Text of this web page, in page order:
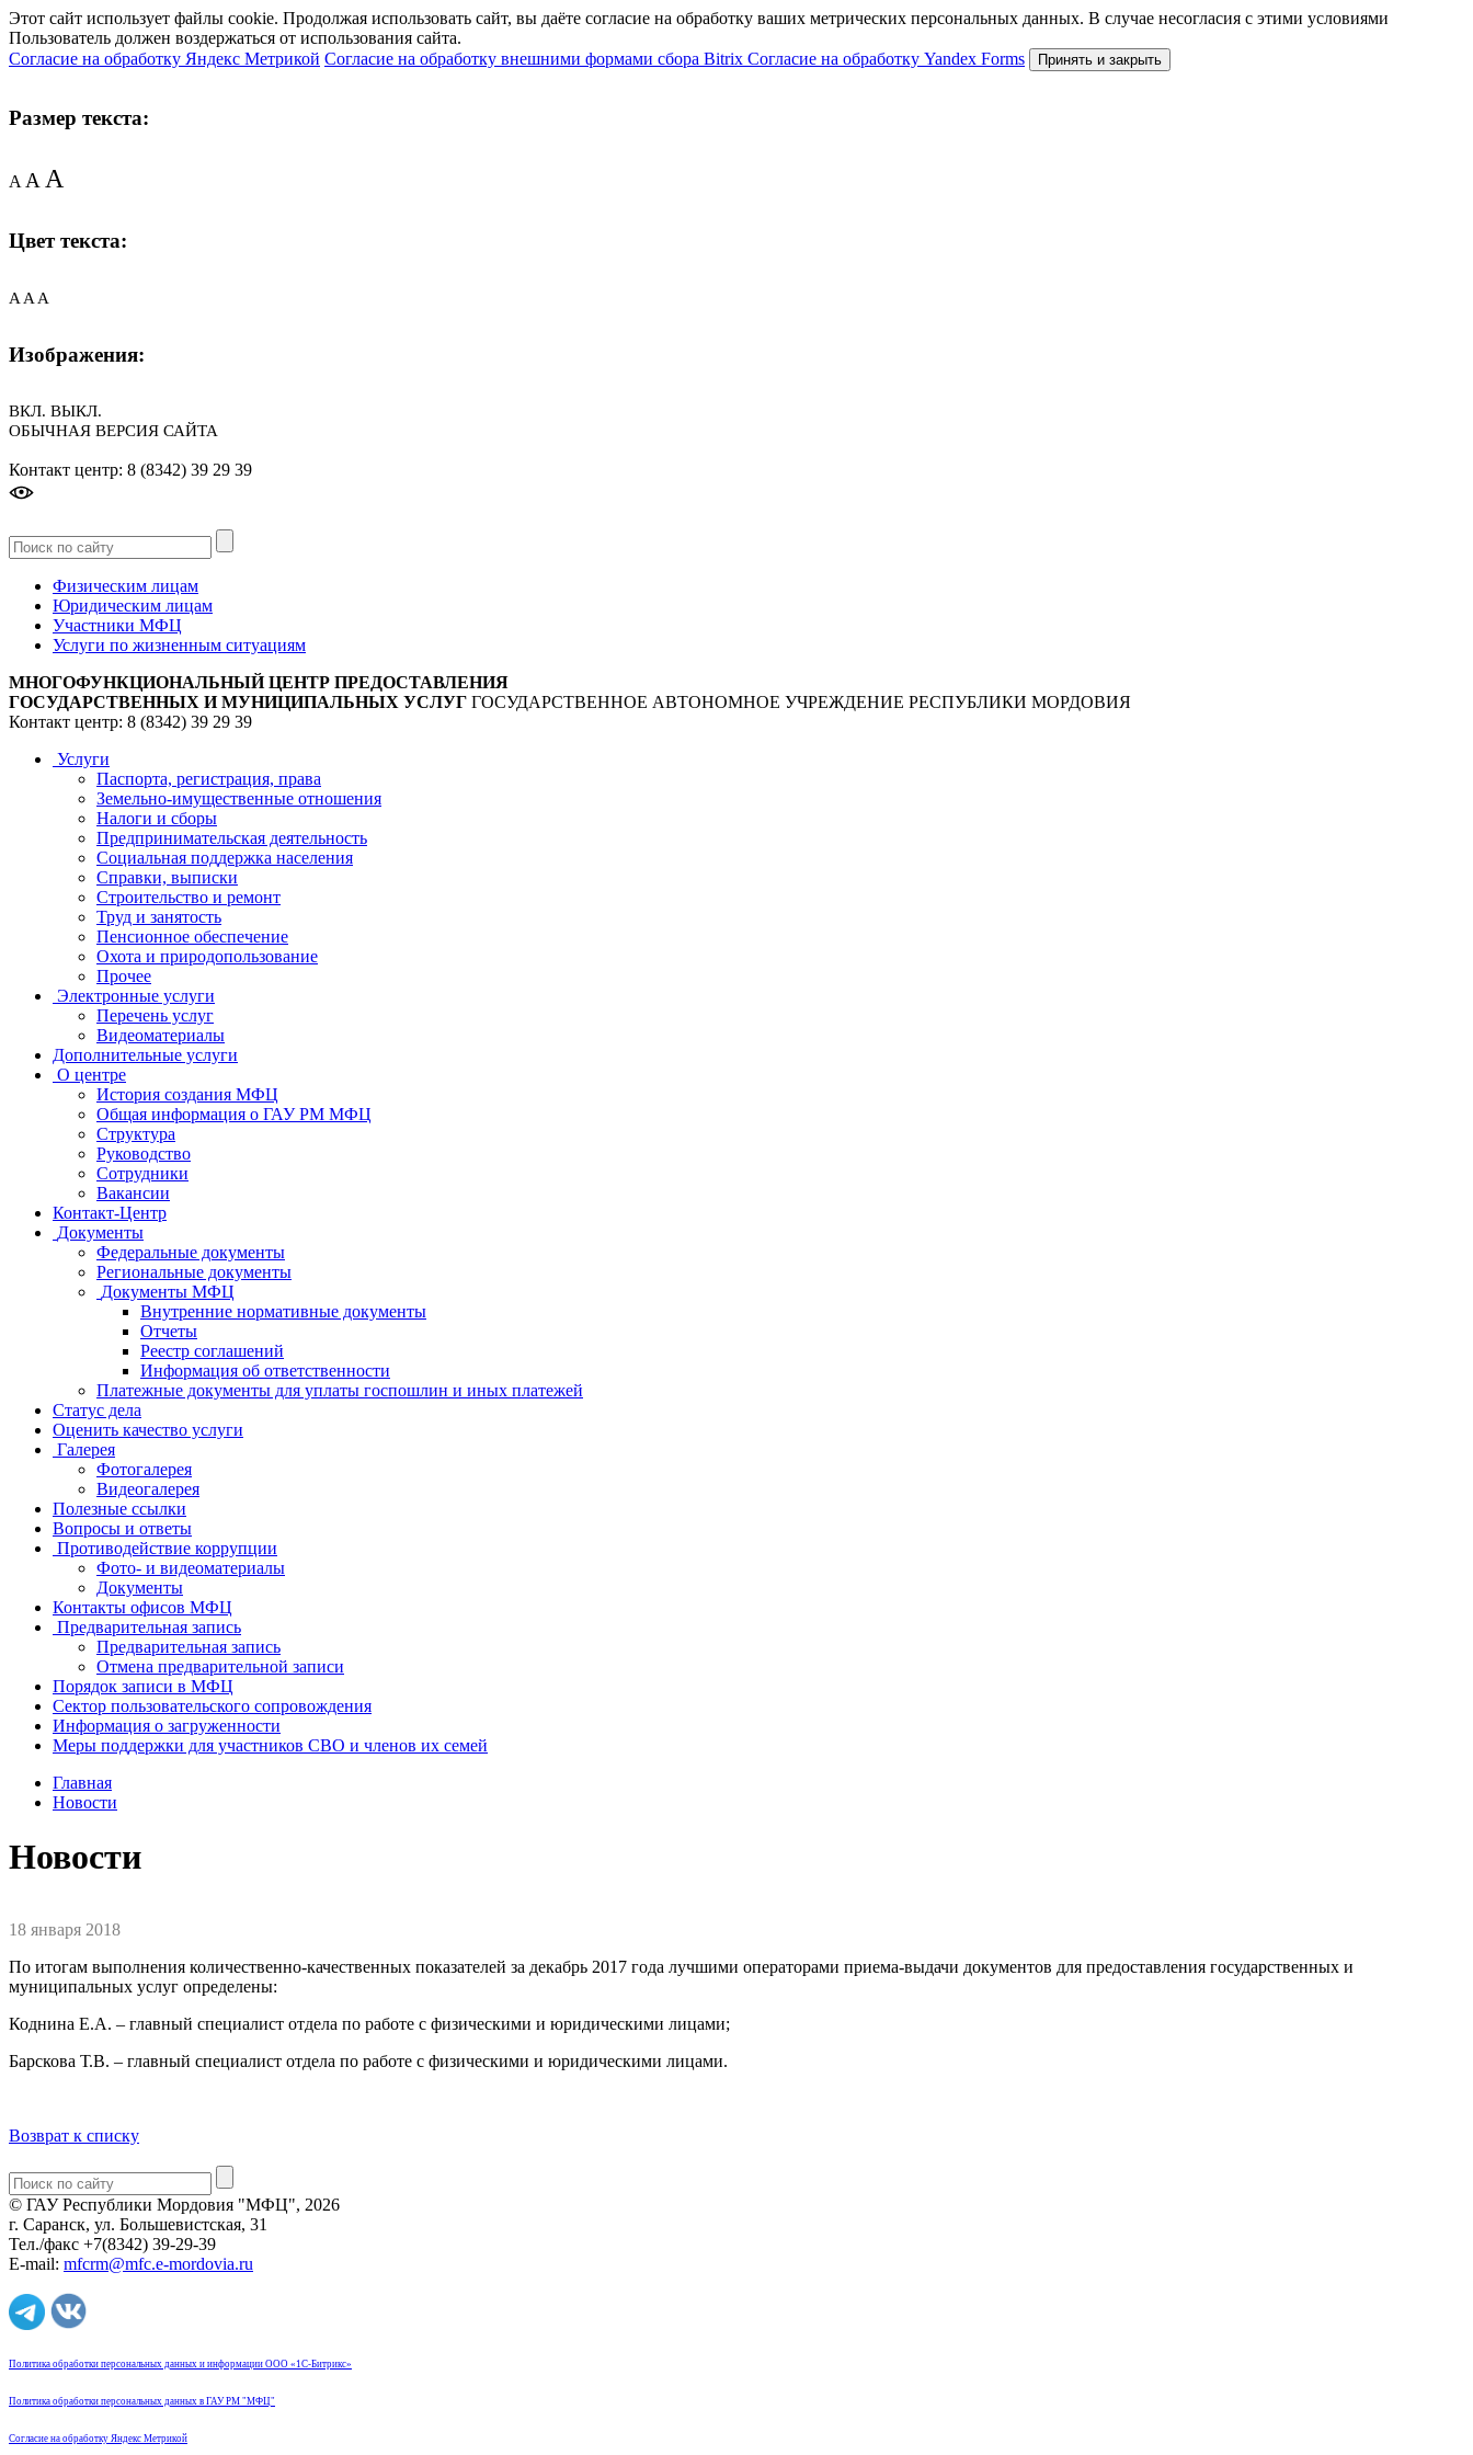
Этот сайт использует файлы cookie. Продолжая использовать сайт, вы даёте согласие на обработку ваших метрических персональных данных. В случае несогласия с этими условиями
Пользователь должен воздержаться от использования сайта.
Согласие на обработку Яндекс Метрикой Согласие на обработку внешними формами сбора Bitrix Согласие на обработку Yandex Forms Принять и закрыть
Размер текста:
AAA
Цвет текста:
A A A
Изображения:
ВКЛ. ВЫКЛ.
ОБЫЧНАЯ ВЕРСИЯ САЙТА
Контакт центр: 8 (8342) 39 29 39
Физическим лицам
Юридическим лицам
Участники МФЦ
Услуги по жизненным ситуациям
МНОГОФУНКЦИОНАЛЬНЫЙ ЦЕНТР ПРЕДОСТАВЛЕНИЯ
ГОСУДАРСТВЕННЫХ И МУНИЦИПАЛЬНЫХ УСЛУГ ГОСУДАРСТВЕННОЕ АВТОНОМНОЕ УЧРЕЖДЕНИЕ РЕСПУБЛИКИ МОРДОВИЯ
Контакт центр: 8 (8342) 39 29 39
Услуги
Паспорта, регистрация, права
Земельно-имущественные отношения
Налоги и сборы
Предпринимательская деятельность
Социальная поддержка населения
Справки, выписки
Строительство и ремонт
Труд и занятость
Пенсионное обеспечение
Охота и природопользование
Прочее
Электронные услуги
Перечень услуг
Видеоматериалы
Дополнительные услуги
О центре
История создания МФЦ
Общая информация о ГАУ РМ МФЦ
Структура
Руководство
Сотрудники
Вакансии
Контакт-Центр
Документы
Федеральные документы
Региональные документы
Документы МФЦ
Внутренние нормативные документы
Отчеты
Реестр соглашений
Информация об ответственности
Платежные документы для уплаты госпошлин и иных платежей
Статус дела
Оценить качество услуги
Галерея
Фотогалерея
Видеогалерея
Полезные ссылки
Вопросы и ответы
Противодействие коррупции
Фото- и видеоматериалы
Документы
Контакты офисов МФЦ
Предварительная запись
Предварительная запись
Отмена предварительной записи
Порядок записи в МФЦ
Сектор пользовательского сопровождения
Информация о загруженности
Меры поддержки для участников СВО и членов их семей
Главная
Новости
Новости
18 января 2018
По итогам выполнения количественно-качественных показателей за декабрь 2017 года лучшими операторами приема-выдачи документов для предоставления государственных и
муниципальных услуг определены:
Коднина Е.А. – главный специалист отдела по работе с физическими и юридическими лицами;
Барскова Т.В. – главный специалист отдела по работе с физическими и юридическими лицами.
Возврат к списку
© ГАУ Республики Мордовия "МФЦ", 2026
г. Саранск, ул. Большевистская, 31
Тел./факс +7(8342) 39-29-39
E-mail: mfcrm@mfc.e-mordovia.ru
Политика обработки персональных данных и информации ООО «1С-Битрикс»
Политика обработки персональных данных в ГАУ РМ "МФЦ"
Согласие на обработку Яндекс Метрикой